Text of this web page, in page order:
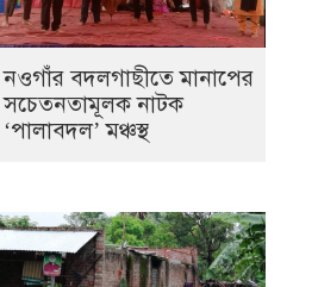
নওগাঁর বদলগাছীতে মানাপের
সচেতনতামূলক নাটক
‘পালাবদল’ মঞ্চস্থ